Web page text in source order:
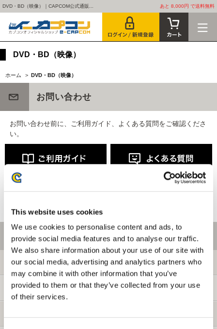
This website uses cookies
We use cookies to personalise content and ads, to
provide social media features and to analyse our traffic.
We also share information about your use of our site with
our social media, advertising and analytics partners who
may combine it with other information that you’ve
provided to them or that they’ve collected from your use
of their services.
DVD・BD（映像）｜CAPCOM公式通販... あと 8,000円 で送料無料
DVD・BD（映像）
ホーム > DVD・BD（映像）
お問い合わせ
お問い合わせ前に、ご利用ガイド、よくある質問をご確認くださ
い。
ご利用情報
初めての方へ
ご利用ガイド